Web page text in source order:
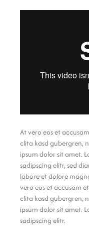
At vero eos et
clita kasd gubergren,
ipsum dolor sit amet.
sadipscing elitr, sed
labore et dolore
vero eos et accusam
clita kasd gubergren,
ipsum dolor sit amet.
sadipscing elitr.